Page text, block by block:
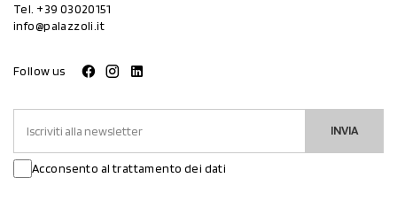
Tel. +39 03020151
info@palazzoli.it
Follow us
INVIA
Acconsento al trattamento dei dati